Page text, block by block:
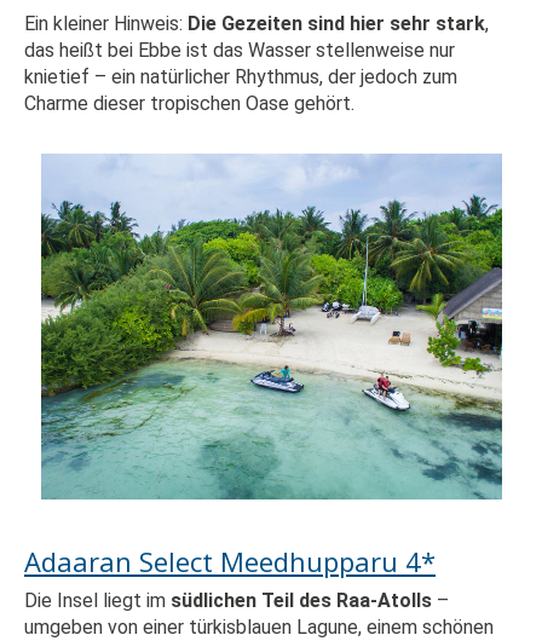
Ein kleiner Hinweis: Die Gezeiten sind hier sehr stark,
das heißt bei Ebbe ist das Wasser stellenweise nur
knietief – ein natürlicher Rhythmus, der jedoch zum
Charme dieser tropischen Oase gehört.
Adaaran Select Meedhupparu 4*
Die Insel liegt im südlichen Teil des Raa-Atolls –
umgeben von einer türkisblauen Lagune, einem schönen